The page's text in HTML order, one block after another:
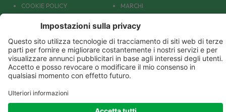
COOKIE POLICY
DECONTRIBUZIONE INPS
SPEDIZIONI
COUPON E OFFERTE
PATOLOGIE: CAUSE E RIMEDI
MARCHI
TUTTO IL NOSTRO CATALOGO
IL NOSTRO BLOG
Parafarmacia Europea Srl - Via Petraro 380- 80050 Santa Maria la Carità (NA) - P.IVA10677001215